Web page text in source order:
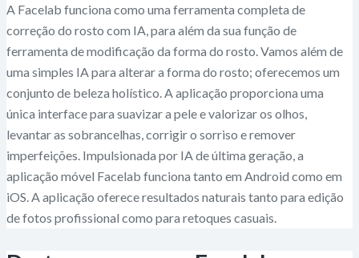
A Facelab funciona como uma ferramenta completa de
correção do rosto com IA, para além da sua função de
ferramenta de modificação da forma do rosto. Vamos além de
uma simples IA para alterar a forma do rosto; oferecemos um
conjunto de beleza holístico. A aplicação proporciona uma
única interface para suavizar a pele e valorizar os olhos,
levantar as sobrancelhas, corrigir o sorriso e remover
imperfeições. Impulsionada por IA de última geração, a
aplicação móvel Facelab funciona tanto em Android como em
iOS. A aplicação oferece resultados naturais tanto para edição
de fotos profissional como para retoques casuais.